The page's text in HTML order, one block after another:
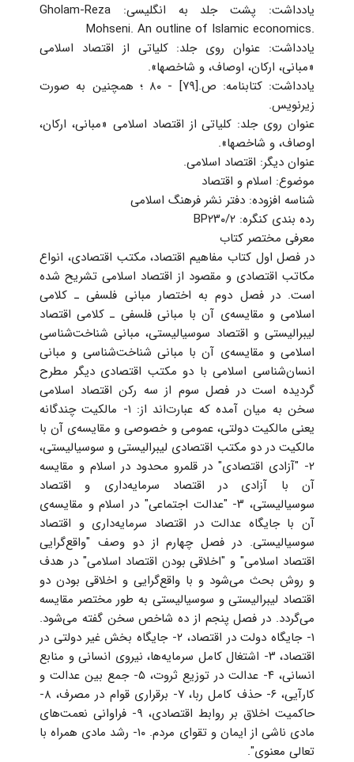
یادداشت: پشت جلد به انگلیسی: ‭Gholam-Reza
Mohseni. An outline of Islamic economics.
‏یادداشت: ‏‫عنوان روی جلد: کلیاتی از اقتصاد اسلامی
«مبانی، ارکان، اوصاف، و شاخصها»‏‬.
‏یادداشت: ک‍ت‍اب‍ن‍ام‍ه‌: ص‌.[۷۹] - ۸۰ ؛ ه‍م‍چ‍ن‍ی‍ن‌ ب‍ه‌ ص‍ورت‌
زی‍رن‍وی‍س‌.
‏عنوان روی جلد: کلیاتی از اقتصاد اسلامی «مبانی، ارکان،
اوصاف، و شاخصها».
‏عنوان دیگر: اق‍ت‍ص‍اد اس‍لام‍ی‌.
‏موضوع: اسلام و اقتصاد
‏شناسه افزوده: دفتر نشر فرهنگ اسلامی
‏رده بندی کنگره: ‏‫‬‭‬‮‭BP۲۳۰/۲‏‫‬‭‭
معرفی مختصر کتاب
در فصل اول کتاب مفاهیم اقتصاد، مکتب اقتصادی، انواع
مکاتب اقتصادی و مقصود از اقتصاد اسلامی تشریح شده
است. در فصل دوم به اختصار مبانی فلسفی ـ کلامی
اسلامی و مقایسه‌ی آن با مبانی فلسفی ـ کلامی اقتصاد
لیبرالیستی و اقتصاد سوسیالیستی، مبانی شناخت‌شناسی
اسلامی و مقایسه‌ی آن با مبانی شناخت‌شناسی و مبانی
انسان‌شناسی اسلامی با دو مکتب اقتصادی دیگر مطرح
گردیده است در فصل سوم از سه رکن اقتصاد اسلامی
سخن به میان آمده که عبارت‌اند از: ۱- مالکیت چندگانه
یعنی مالکیت دولتی، عمومی و خصوصی و مقایسه‌ی آن با
مالکیت در دو مکتب اقتصادی لیبرالیستی و سوسیالیستی،
۲- "آزادی اقتصادی" در قلمرو محدود در اسلام و مقایسه
آن با آزادی در اقتصاد سرمایه‌داری و اقتصاد
سوسیالیستی، ۳- "عدالت اجتماعی" در اسلام و مقایسه‌ی
آن با جایگاه عدالت در اقتصاد سرمایه‌داری و اقتصاد
سوسیالیستی. در فصل چهارم از دو وصف "واقع‌گرایی
اقتصاد اسلامی" و "اخلاقی بودن اقتصاد اسلامی" در هدف
و روش بحث می‌شود و با واقع‌گرایی و اخلاقی بودن دو
اقتصاد لیبرالیستی و سوسیالیستی به طور مختصر مقایسه
می‌گردد. در فصل پنجم از ده شاخص سخن گفته می‌شود.
۱- جایگاه دولت در اقتصاد، ۲- جایگاه بخش غیر دولتی در
اقتصاد، ۳- اشتغال کامل سرمایه‌ها، نیروی انسانی و منابع
انسانی، ۴- عدالت در توزیع ثروت، ۵- جمع بین عدالت و
کارآیی، ۶- حذف کامل ربا، ۷- برقراری قوام در مصرف، ۸-
حاکمیت اخلاق بر روابط اقتصادی، ۹- فراوانی نعمت‌های
مادی ناشی از ایمان و تقوای مردم. ۱۰- رشد مادی همراه با
تعالی معنوی".